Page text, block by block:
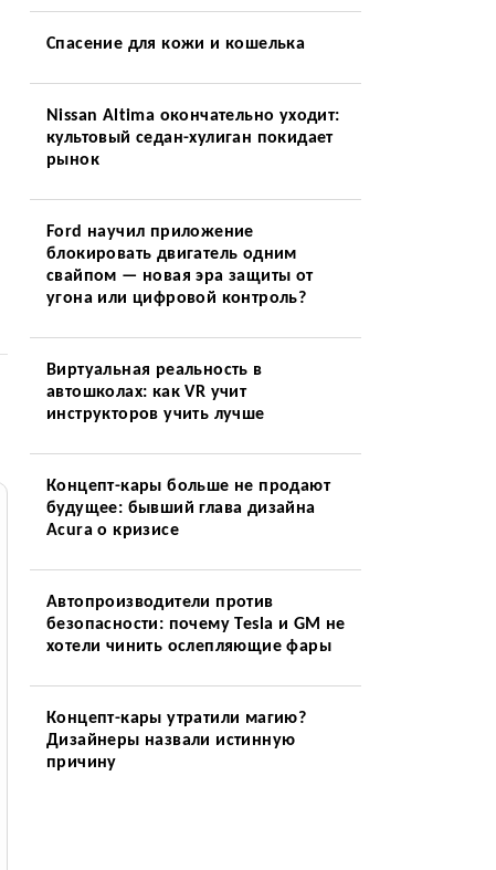
Спасение для кожи и кошелька
Nissan Altima окончательно уходит:
культовый седан-хулиган покидает
рынок
Ford научил приложение
блокировать двигатель одним
свайпом — новая эра защиты от
угона или цифровой контроль?
Виртуальная реальность в
автошколах: как VR учит
инструкторов учить лучше
Концепт-кары больше не продают
будущее: бывший глава дизайна
Acura о кризисе
Автопроизводители против
безопасности: почему Tesla и GM не
хотели чинить ослепляющие фары
Концепт-кары утратили магию?
Дизайнеры назвали истинную
причину